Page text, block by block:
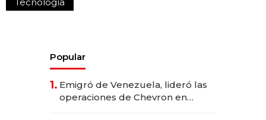
Popular
1. Emigró de Venezuela, lideró las
operaciones de Chevron en